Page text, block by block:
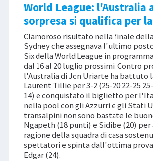
World League: l'Australia
sorpresa si qualifica per
Clamoroso risultato nella finale
Sydney che assegnava l'ultimo
Six della World League in
dal 16 al 20 luglio prossimi. Contro
l'Australia di Jon Uriarte ha battuto
Laurent Tillie per 3-2 (25-20 22-25
14) e conquistato il biglietto per
nella pool con gli Azzurri e gli Stati
transalpini non sono bastate le
Ngapeth (18 punti) e Sidibe (20) per
ragione della squadra di casa
spettatori e spinta dall'ottima
Edgar (24).